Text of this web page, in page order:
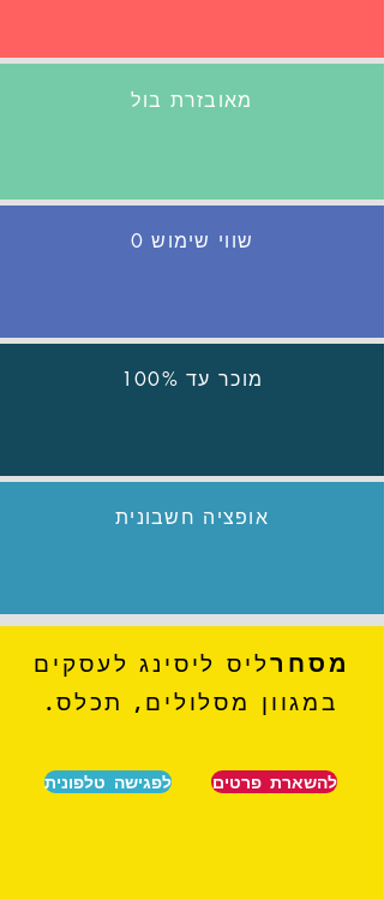
מאובזרת בול
שווי שימוש 0
מוכר עד 100%
אופציה חשבונית
מסחרליס ליסינג לעסקים
במגוון מסלולים, תכלס.
לפגישה טלפונית להשארת פרטים